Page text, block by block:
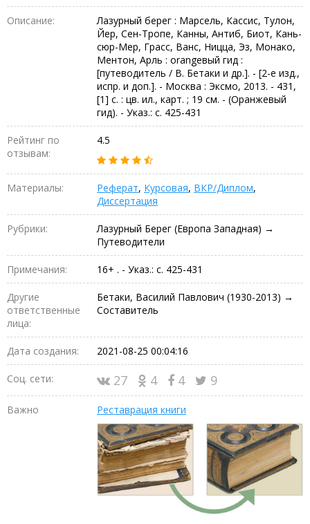
Описание:
Лазурный берег : Марсель, Кассис, Тулон,
Йер, Сен-Тропе, Канны, Антиб, Биот, Кань-
сюр-Мер, Грасс, Ванс, Ницца, Эз, Монако,
Ментон, Арль : orangевый гид :
[путеводитель / В. Бетаки и др.]. - [2-е изд.,
испр. и доп.]. - Москва : Эксмо, 2013. - 431,
[1] с. : цв. ил., карт. ; 19 см. - (Оранжевый
гид). - Указ.: с. 425-431
Рейтинг по
отзывам:
4.5
Материалы: Реферат, Курсовая, ВКР/Диплом,
Диссертация
Рубрики:
Лазурный Берег (Европа Западная) →
Путеводители
Примечания: 16+ . - Указ.: с. 425-431
Другие
ответственные
лица:
Бетаки, Василий Павлович (1930-2013) →
Составитель
Дата создания: 2021-08-25 00:04:16
Соц. сети: 27 4 4 9
Важно Реставрация книги